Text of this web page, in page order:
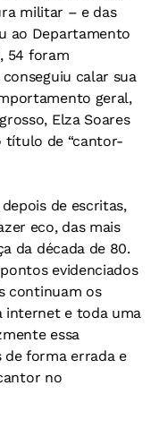
militar – e das
ao Departamento
54 foram
calar sua
geral,
Elza Soares
título de “cantor-
de escritas,
eco, das mais
da década de 80.
evidenciados
continuam os
internet e toda uma
essa
de forma errada e
no